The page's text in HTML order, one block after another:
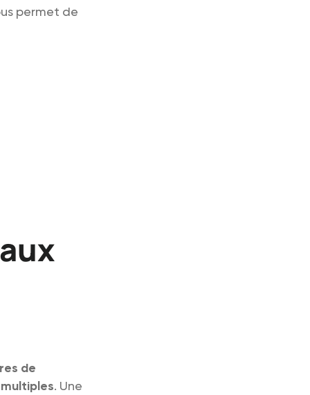
permet de
de
. Une